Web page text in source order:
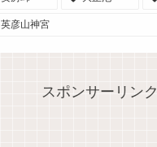
英彦山神宮
スポンサーリンク